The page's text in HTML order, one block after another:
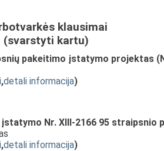
klausimai
(svarstyti kartu)
pakeitimo įstatymo projektas
,detali informacija)
įstatymo Nr. XIII-2166 95
,detali informacija)